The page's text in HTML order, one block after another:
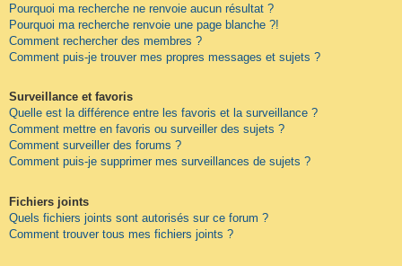
Pourquoi ma recherche ne renvoie aucun résultat ?
Pourquoi ma recherche renvoie une page blanche ?!
Comment rechercher des membres ?
Comment puis-je trouver mes propres messages et sujets ?
Surveillance et favoris
Quelle est la différence entre les favoris et la surveillance ?
Comment mettre en favoris ou surveiller des sujets ?
Comment surveiller des forums ?
Comment puis-je supprimer mes surveillances de sujets ?
Fichiers joints
Quels fichiers joints sont autorisés sur ce forum ?
Comment trouver tous mes fichiers joints ?